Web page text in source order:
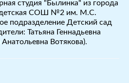
студия "Былинка" из города
СОШ №2 им. М.С.
подразделение Детский сад
Татьяна Геннадьевна
Вотякова).